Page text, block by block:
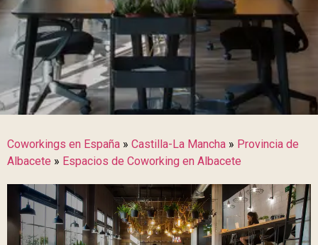
Coworkings en España » Castilla-La Mancha » Provincia de
Albacete » Espacios de Coworking en Albacete